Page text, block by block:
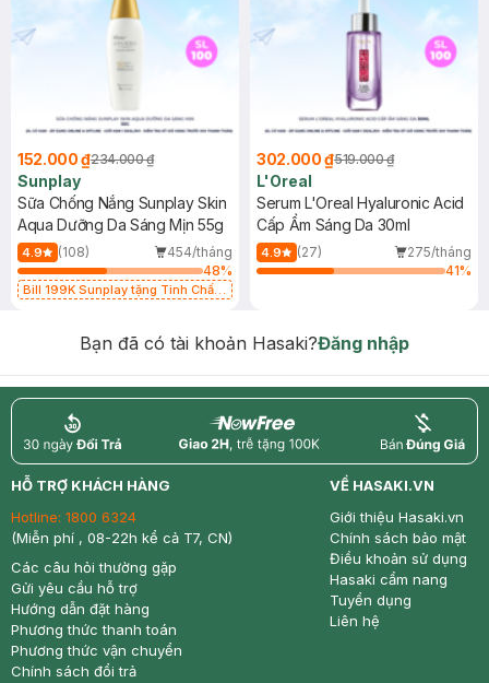
152.000 ₫234.000 ₫
Sunplay
Sữa Chống Nắng Sunplay Skin
Aqua Dưỡng Da Sáng Mịn 55g
4.9 (108)
454/tháng
48%
Bill 199K Sunplay tặng Tinh Chất
302.000 ₫519.000 ₫
L'Oreal
Serum L'Oreal Hyaluronic Acid
Cấp Ẩm Sáng Da 30ml
4.9 (27)
275/tháng
41%
Bạn đã có tài khoản Hasaki?Đăng nhập
return nowfree price
HỖ TRỢ KHÁCH HÀNG
Hotline: 1800 6324
(Miễn phí , 08-22h kể cả T7, CN)
Các câu hỏi thường gặp
Gửi yêu cầu hỗ trợ
Hướng dẫn đặt hàng
Phương thức thanh toán
Phương thức vận chuyển
Chính sách đổi trả
VỀ HASAKI.VN
Giới thiệu Hasaki.vn
Chính sách bảo mật
Điều khoản sử dụng
Hasaki cẩm nang
Tuyển dụng
Liên hệ